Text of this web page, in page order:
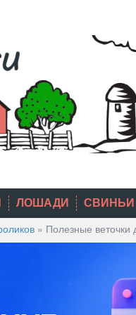
ЛОШАДИ СВИНЬИ
» Полезные